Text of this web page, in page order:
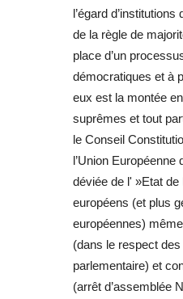
l’égard
de la règle de
place d’un
démocratiques et à
eux est la montée
suprêmes et tout
le Conseil
l’Union Européenne
déviée de l' »Etat
européens (et plus
européennes)
(dans le respect
parlementaire) et
(arrêt d’assemblée